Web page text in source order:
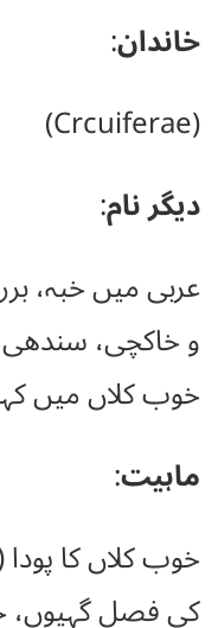
خاندان:
(Crcuiferae)
دیگر نام:
عربی میں خبہ،
و خاکچی،
خوب کلاں میں
ماہیت:
کی فصل گہیوں،